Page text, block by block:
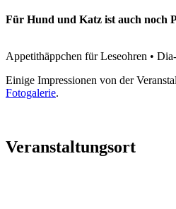
Für Hund und Katz ist auch noch
Appetithäppchen für Leseohren •
Einige Impressionen von der
Fotogalerie.
Veranstaltungsort